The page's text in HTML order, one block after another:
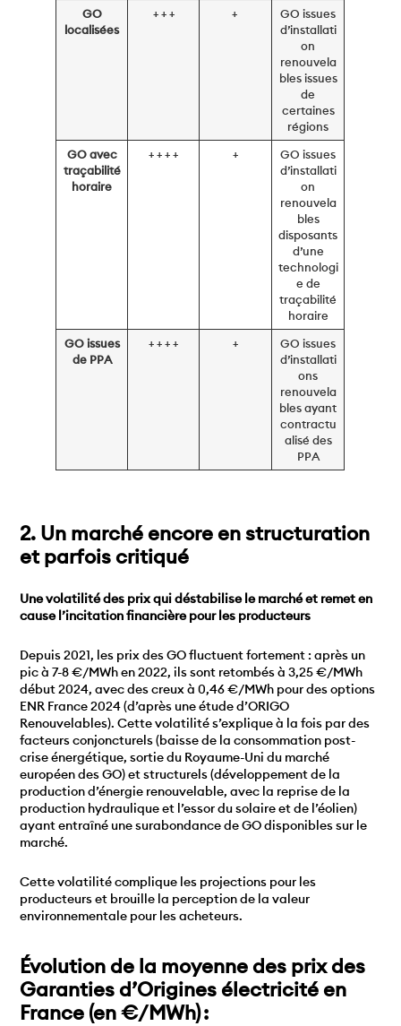
GO
localisées
+ + + +
GO issues
d’installati
on
renouvela
bles issues
de
certaines
régions
GO avec
traçabilité
horaire
+ + + + +
GO issues
d’installati
on
renouvela
bles
disposants
d’une
technologi
e de
traçabilité
horaire
GO issues
de PPA
+ + + + +
GO issues
d’installati
ons
renouvela
bles ayant
contractu
alisé des
PPA
2. Un marché encore en structuration
et parfois critiqué
Une volatilité des prix qui déstabilise le marché et remet en
cause l’incitation financière pour les producteurs
Depuis 2021, les prix des GO fluctuent fortement : après un
pic à 7-8 €/MWh en 2022, ils sont retombés à 3,25 €/MWh
début 2024, avec des creux à 0,46 €/MWh pour des options
ENR France 2024 (d’après une étude d’ORIGO
Renouvelables). Cette volatilité s’explique à la fois par des
facteurs conjoncturels (baisse de la consommation post-
crise énergétique, sortie du Royaume-Uni du marché
européen des GO) et structurels (développement de la
production d’énergie renouvelable, avec la reprise de la
production hydraulique et l’essor du solaire et de l’éolien)
ayant entraîné une surabondance de GO disponibles sur le
marché.
Cette volatilité complique les projections pour les
producteurs et brouille la perception de la valeur
environnementale pour les acheteurs.
Évolution de la moyenne des prix des
Garanties d’Origines électricité en
France (en €/MWh) :